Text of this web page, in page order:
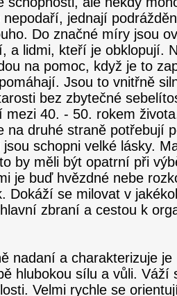
jednají
Do značné míry jsou
a lidmi, kteří je obklopují.
na pomoc, když je to
Jsou to vnitřně
bez zbytečné
mezi 40. - 50. rokem
na druhé straně potřebují
schopni velké lásky.
by měli být opatrní při
je buď hvězdné nebe
Dokáží se milovat v
zbraní a cestou k
nadaní a charakterizuje je
hlubokou sílu a vůli. Váží
Velmi rychle se